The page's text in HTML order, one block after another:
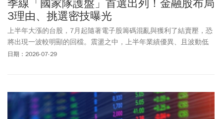
雖然分盤交易的用意是降低恐慌性賣壓，但現實情況是，融資維持
率不足時仍會面臨強制賣出，並不會因為進入處置而停止斷頭壓
力。在流動性不足的環境下，反而容易形成「處置+融資斷頭」的雙
重壓力，讓個股連續出現一字跌停，形成多殺多局面。在證交所宣
布修改後，巨人傑在臉書發文表示，這次處置策略的修改，不是針
機關可以多思考與討論一下，很多層面的影響不是賣不賣得掉的結
果論！還是很感謝主管機關願意修正與檢討。
季線「國家隊護盤」首選出列！金融股布局
3理由、挑選密技曝光
上半年大漲的台股，7月起隨著電子股籌碼混亂與獲利了結賣壓，恐
將出現一波較明顯的回檔。震盪之中，上半年業績優異、且波動低
於大盤的金融股，可望成為相對安全的資金避風港。
日期：2026-07-29